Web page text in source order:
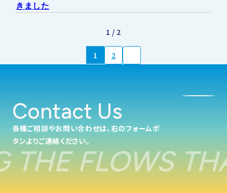
きました
1 / 2
1 2
Contact Us
各種ご相談やお問い合わせは、右のフォームボ
タンよりご連絡ください。
FLOWS